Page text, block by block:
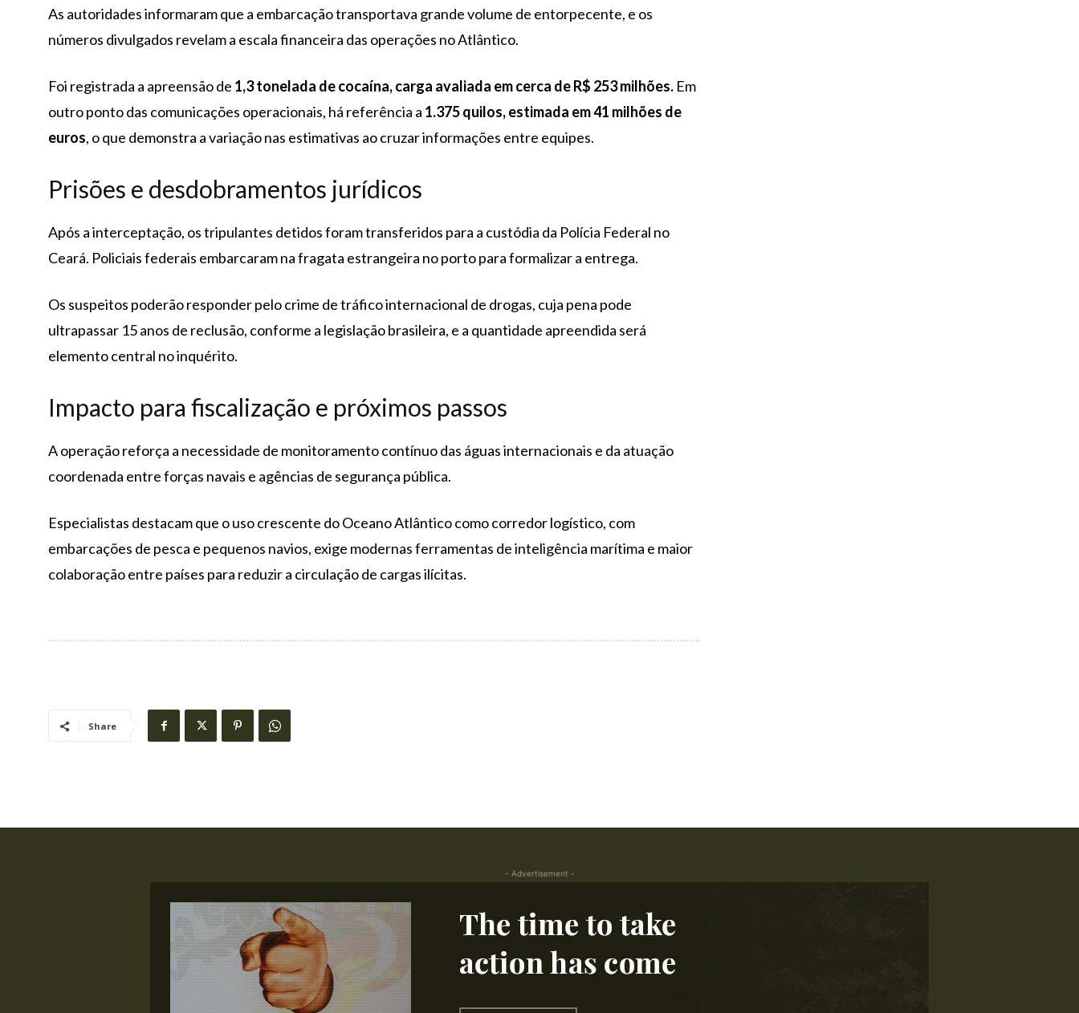
As autoridades informaram que a embarcação transportava grande volume de entorpecente, e os
números divulgados revelam a escala financeira das operações no Atlântico.
Foi registrada a apreensão de 1,3 tonelada de cocaína, carga avaliada em cerca de R$ 253 milhões. Em
outro ponto das comunicações operacionais, há referência a 1.375 quilos, estimada em 41 milhões de
euros, o que demonstra a variação nas estimativas ao cruzar informações entre equipes.
Prisões e desdobramentos jurídicos
Após a interceptação, os tripulantes detidos foram transferidos para a custódia da Polícia Federal no
Ceará. Policiais federais embarcaram na fragata estrangeira no porto para formalizar a entrega.
Os suspeitos poderão responder pelo crime de tráfico internacional de drogas, cuja pena pode
ultrapassar 15 anos de reclusão, conforme a legislação brasileira, e a quantidade apreendida será
elemento central no inquérito.
Impacto para fiscalização e próximos passos
A operação reforça a necessidade de monitoramento contínuo das águas internacionais e da atuação
coordenada entre forças navais e agências de segurança pública.
Especialistas destacam que o uso crescente do Oceano Atlântico como corredor logístico, com
embarcações de pesca e pequenos navios, exige modernas ferramentas de inteligência marítima e maior
colaboração entre países para reduzir a circulação de cargas ilícitas.
Share
- Advertisement -